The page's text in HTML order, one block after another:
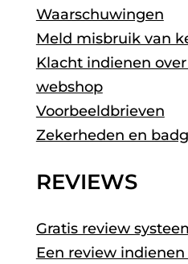
Waarschuwingen
Meld misbruik van
Klacht indienen
webshop
Voorbeeldbrieven
Zekerheden en
REVIEWS
Gratis review
Een review